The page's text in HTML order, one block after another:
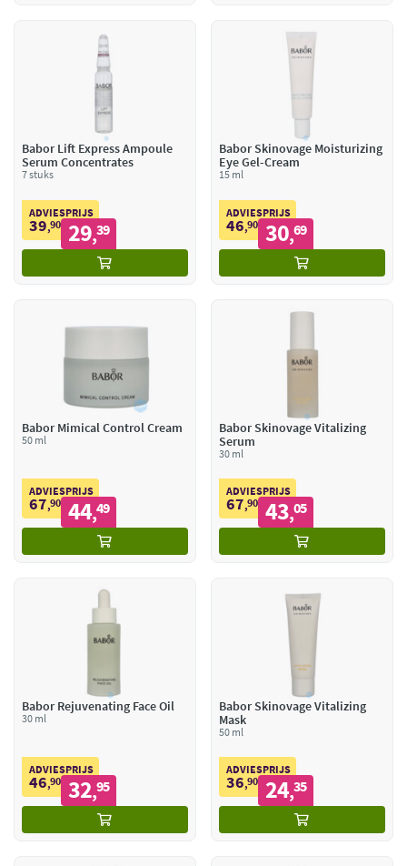
Babor Lift Express Ampoule
Serum Concentrates
7 stuks
ADVIESPRIJS
39,90 29,39
Babor Skinovage Moisturizing
Eye Gel-Cream
15 ml
ADVIESPRIJS
46,90 30,69
Babor Mimical Control Cream
50 ml
ADVIESPRIJS
67,90 44,49
Babor Skinovage Vitalizing
Serum
30 ml
ADVIESPRIJS
67,90 43,05
Babor Rejuvenating Face Oil
30 ml
ADVIESPRIJS
46,90 32,95
Babor Skinovage Vitalizing
Mask
50 ml
ADVIESPRIJS
36,90 24,35